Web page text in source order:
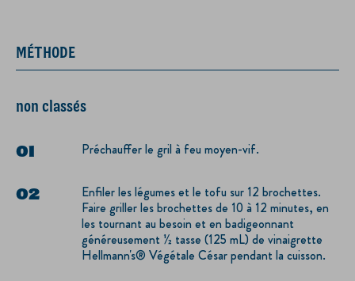
MÉTHODE
non classés
Préchauffer le gril à feu moyen-vif.
Enfiler les légumes et le tofu sur 12 brochettes.
Faire griller les brochettes de 10 à 12 minutes, en
les tournant au besoin et en badigeonnant
généreusement ½ tasse (125 mL) de vinaigrette
Hellmann's® Végétale César pendant la cuisson.